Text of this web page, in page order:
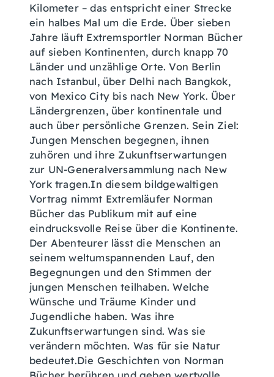
Kilometer – das entspricht einer Strecke
ein halbes Mal um die Erde. Über sieben
Jahre läuft Extremsportler Norman Bücher
auf sieben Kontinenten, durch knapp 70
Länder und unzählige Orte. Von Berlin
nach Istanbul, über Delhi nach Bangkok,
von Mexico City bis nach New York. Über
Ländergrenzen, über kontinentale und
auch über persönliche Grenzen. Sein Ziel:
Jungen Menschen begegnen, ihnen
zuhören und ihre Zukunftserwartungen
zur UN-Generalversammlung nach New
York tragen.In diesem bildgewaltigen
Vortrag nimmt Extremläufer Norman
Bücher das Publikum mit auf eine
eindrucksvolle Reise über die Kontinente.
Der Abenteurer lässt die Menschen an
seinem weltumspannenden Lauf, den
Begegnungen und den Stimmen der
jungen Menschen teilhaben. Welche
Wünsche und Träume Kinder und
Jugendliche haben. Was ihre
Zukunftserwartungen sind. Was sie
verändern möchten. Was für sie Natur
bedeutet.Die Geschichten von Norman